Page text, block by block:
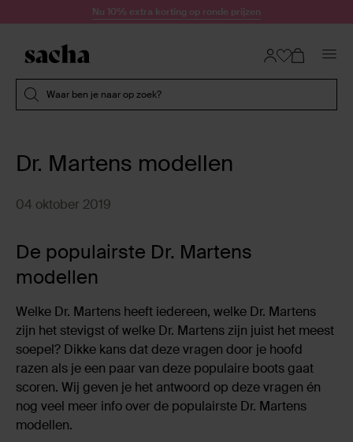
Doorgaan naar artikelNu 10% extra korting op ronde prijzen
Waar ben je naar op zoek?
Dr. Martens modellen
04 oktober 2019
De populairste Dr. Martens
modellen
Welke Dr. Martens heeft iedereen, welke Dr. Martens
zijn het stevigst of welke Dr. Martens zijn juist het meest
soepel? Dikke kans dat deze vragen door je hoofd
razen als je een paar van deze populaire boots gaat
scoren. Wij geven je het antwoord op deze vragen én
nog veel meer info over de populairste Dr. Martens
modellen.